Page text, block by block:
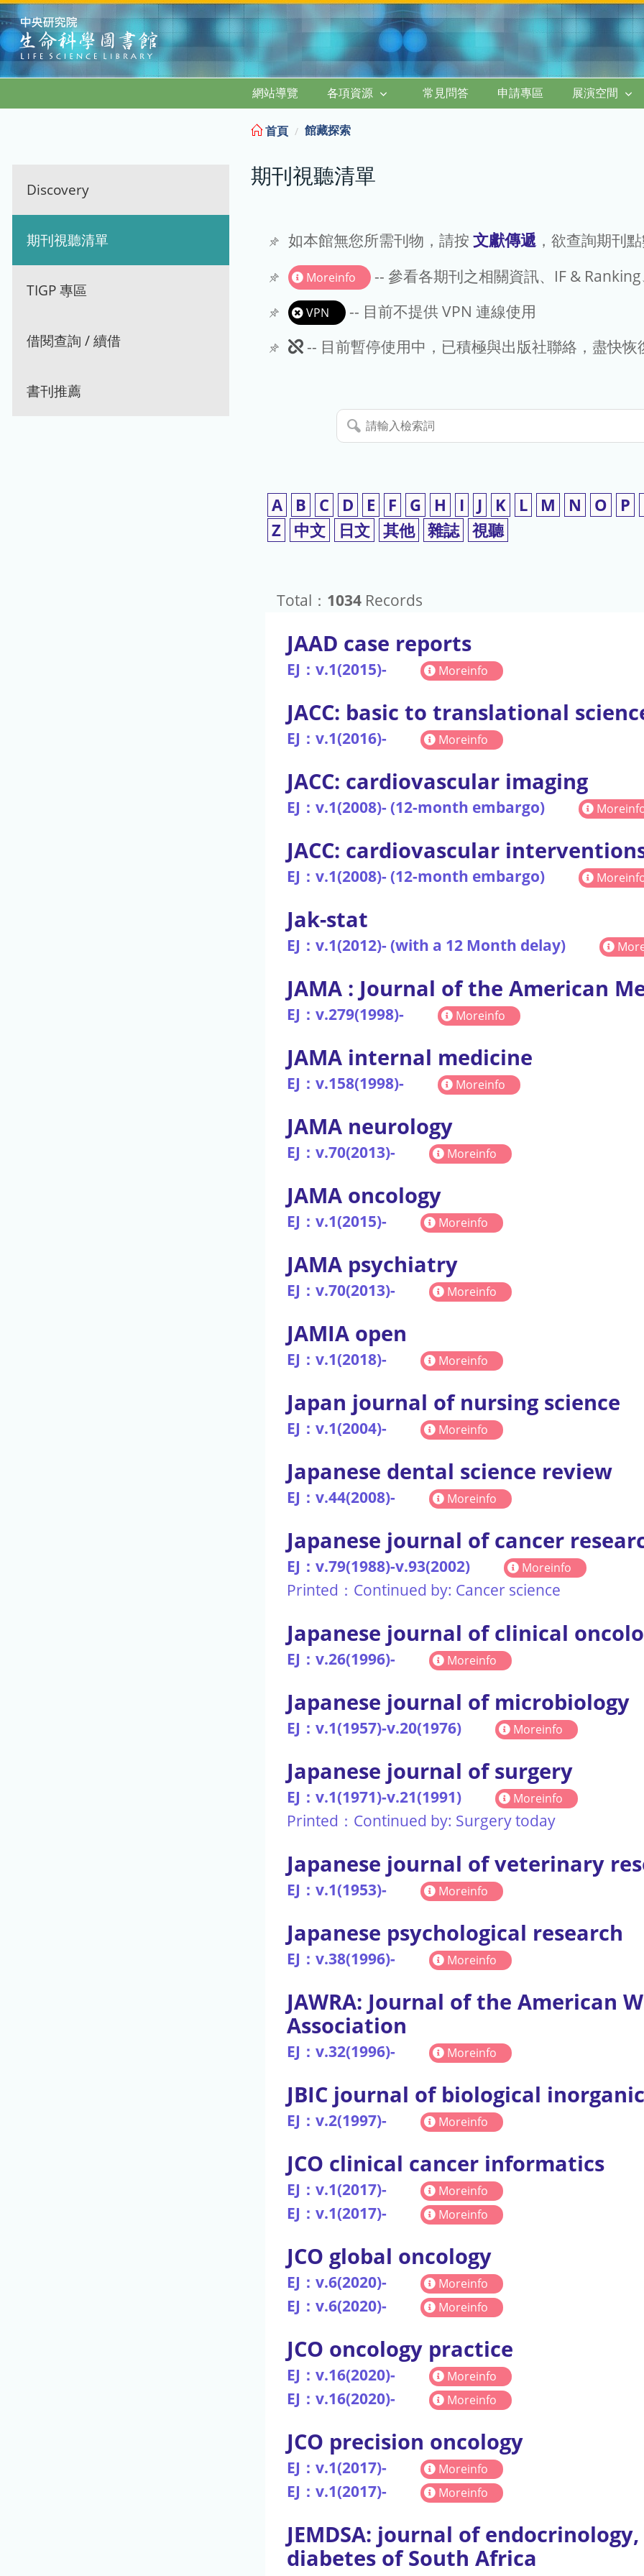
:::
網站導覽 各項資源 常見問答 申請專區 展演空間
Discovery
期刊視聽清單
TIGP 專區
借閱查詢 / 續借
書刊推薦
首頁 館藏探索
期刊視聽清單
如本館無您所需刊物，請按 文獻傳遞，欲查詢期刊
Moreinfo -- 參看各期刊之相關資訊、IF &
VPN
-- 目前不提供 VPN 連線使用
此
使
用
-- 目前暫停使用中，已積極與出版社聯絡，盡快恢
請
輸
索
詞
A B C D E F G H I J K L M N O P
Z
中文 日文 其他 雜誌 視聽
Total： 1034 Records
JAAD case reports
EJ：v.1(2015)- Moreinfo
JACC: basic to translational
EJ：v.1(2016)- Moreinfo
JACC: cardiovascular imaging
EJ：v.1(2008)- (12-month embargo)
JACC: cardiovascular
EJ：v.1(2008)- (12-month embargo)
Jak-stat
EJ：v.1(2012)- (with a 12 Month delay)
JAMA : Journal of the American
EJ：v.279(1998)- Moreinfo
JAMA internal medicine
EJ：v.158(1998)- Moreinfo
JAMA neurology
EJ：v.70(2013)- Moreinfo
JAMA oncology
EJ：v.1(2015)- Moreinfo
JAMA psychiatry
EJ：v.70(2013)- Moreinfo
JAMIA open
EJ：v.1(2018)- Moreinfo
Japan journal of nursing science
EJ：v.1(2004)- Moreinfo
Japanese dental science review
EJ：v.44(2008)- Moreinfo
Japanese journal of cancer
EJ：v.79(1988)-v.93(2002) Moreinfo
Printed：Continued by: Cancer science
Japanese journal of clinical
EJ：v.26(1996)- Moreinfo
Japanese journal of microbiology
EJ：v.1(1957)-v.20(1976) Moreinfo
Japanese journal of surgery
EJ：v.1(1971)-v.21(1991) Moreinfo
Printed：Continued by: Surgery today
Japanese journal of veterinary
EJ：v.1(1953)- Moreinfo
Japanese psychological research
EJ：v.38(1996)- Moreinfo
JAWRA: Journal of the American
Association
EJ：v.32(1996)- Moreinfo
JBIC journal of biological
EJ：v.2(1997)- Moreinfo
JCO clinical cancer informatics
EJ：v.1(2017)- Moreinfo
EJ：v.1(2017)- Moreinfo
JCO global oncology
EJ：v.6(2020)- Moreinfo
EJ：v.6(2020)- Moreinfo
JCO oncology practice
EJ：v.16(2020)- Moreinfo
EJ：v.16(2020)- Moreinfo
JCO precision oncology
EJ：v.1(2017)- Moreinfo
EJ：v.1(2017)- Moreinfo
JEMDSA: journal of
diabetes of South Africa